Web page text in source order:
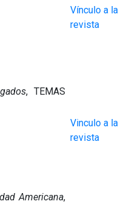
Vínculo a la
revista
, TEMAS
Vinculo a la
revista
Americana,